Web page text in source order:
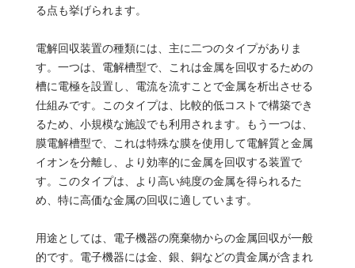
る点も挙げられます。
電解回収装置の種類には、主に二つのタイプがありま
す。一つは、電解槽型で、これは金属を回収するための
槽に電極を設置し、電流を流すことで金属を析出させる
仕組みです。このタイプは、比較的低コストで構築でき
るため、小規模な施設でも利用されます。もう一つは、
膜電解槽型で、これは特殊な膜を使用して電解質と金属
イオンを分離し、より効率的に金属を回収する装置で
す。このタイプは、より高い純度の金属を得られるた
め、特に高価な金属の回収に適しています。
用途としては、電子機器の廃棄物からの金属回収が一般
的です。電子機器には金、銀、銅などの貴金属が含まれ